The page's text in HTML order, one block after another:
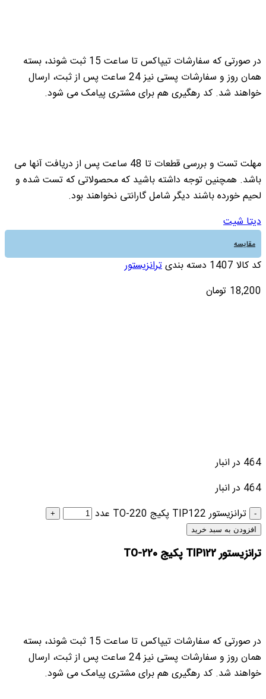
در صورتی که سفارشات تیپاکس تا ساعت 15 ثبت شوند، بسته
همان روز و سفارشات پستی نیز 24 ساعت پس از ثبت، ارسال
خواهند شد. کد رهگیری هم برای مشتری پیامک می شود.
مهلت تست و بررسی قطعات تا 48 ساعت پس از دریافت آنها می
باشد. همچنین توجه داشته باشید که محصولاتی که تست شده و
لحیم خورده باشند دیگر شامل گارانتی نخواهند بود.
دیتا شیت
مقایسه
کد کالا 1407 دسته بندیترانزیستور
18,200 تومان
464 در انبار
464 در انبار
ترانزیستور TIP122 پکیج TO-220 عدد
افزودن به سبد خرید
ترانزیستور TIP122 پکیج TO-220
در صورتی که سفارشات تیپاکس تا ساعت 15 ثبت شوند، بسته
همان روز و سفارشات پستی نیز 24 ساعت پس از ثبت، ارسال
خواهند شد. کد رهگیری هم برای مشتری پیامک می شود.